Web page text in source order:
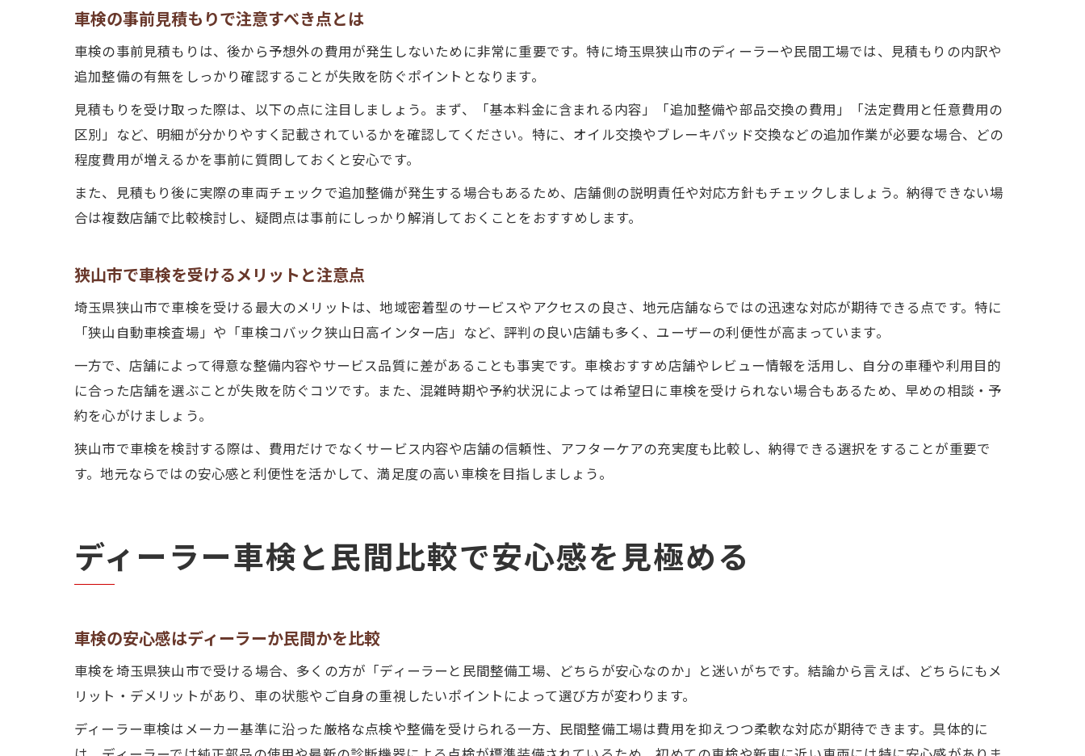
車検の事前見積もりで注意すべき点とは
車検の事前見積もりは、後から予想外の費用が発生しないために非常に重要です。特に埼玉県狭山市のディーラーや民間工場では、見積もりの内訳や
追加整備の有無をしっかり確認することが失敗を防ぐポイントとなります。
見積もりを受け取った際は、以下の点に注目しましょう。まず、「基本料金に含まれる内容」「追加整備や部品交換の費用」「法定費用と任意費用の
区別」など、明細が分かりやすく記載されているかを確認してください。特に、オイル交換やブレーキパッド交換などの追加作業が必要な場合、どの
程度費用が増えるかを事前に質問しておくと安心です。
また、見積もり後に実際の車両チェックで追加整備が発生する場合もあるため、店舗側の説明責任や対応方針もチェックしましょう。納得できない場
合は複数店舗で比較検討し、疑問点は事前にしっかり解消しておくことをおすすめします。
狭山市で車検を受けるメリットと注意点
埼玉県狭山市で車検を受ける最大のメリットは、地域密着型のサービスやアクセスの良さ、地元店舗ならではの迅速な対応が期待できる点です。特に
「狭山自動車検査場」や「車検コバック狭山日高インター店」など、評判の良い店舗も多く、ユーザーの利便性が高まっています。
一方で、店舗によって得意な整備内容やサービス品質に差があることも事実です。車検おすすめ店舗やレビュー情報を活用し、自分の車種や利用目的
に合った店舗を選ぶことが失敗を防ぐコツです。また、混雑時期や予約状況によっては希望日に車検を受けられない場合もあるため、早めの相談・予
約を心がけましょう。
狭山市で車検を検討する際は、費用だけでなくサービス内容や店舗の信頼性、アフターケアの充実度も比較し、納得できる選択をすることが重要で
す。地元ならではの安心感と利便性を活かして、満足度の高い車検を目指しましょう。
ディーラー車検と民間比較で安心感を見極める
車検の安心感はディーラーか民間かを比較
車検を埼玉県狭山市で受ける場合、多くの方が「ディーラーと民間整備工場、どちらが安心なのか」と迷いがちです。結論から言えば、どちらにもメ
リット・デメリットがあり、車の状態やご自身の重視したいポイントによって選び方が変わります。
ディーラー車検はメーカー基準に沿った厳格な点検や整備を受けられる一方、民間整備工場は費用を抑えつつ柔軟な対応が期待できます。具体的に